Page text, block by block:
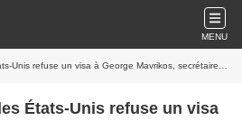
MENU
à George Mavrikos, secrétaire général de la Fédération Syndicale Mondiale (FSM)
États-Unis refuse un visa